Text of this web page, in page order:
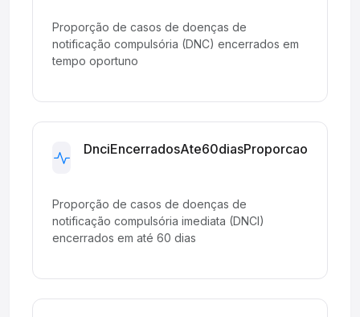
Proporção de casos de doenças de
notificação compulsória (DNC) encerrados em
tempo oportuno
DnciEncerradosAte60diasProporcao
Proporção de casos de doenças de
notificação compulsória imediata (DNCI)
encerrados em até 60 dias